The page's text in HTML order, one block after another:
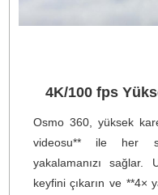
HDR görüntü
360° görüntü
artırır**. Bu
gövdesinde
düşük güç tüketimi**